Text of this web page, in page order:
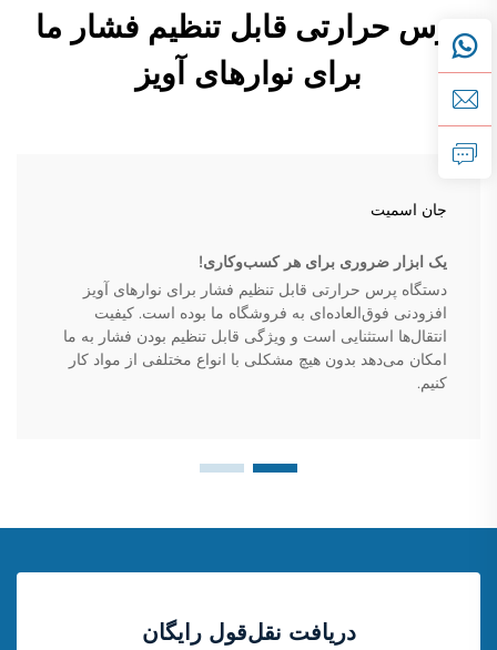
پرس حرارتی قابل تنظیم فشار ما
برای نوارهای آویز
جان اسمیت
یک ابزار ضروری برای هر کسب‌وکاری!
دستگاه پرس حرارتی قابل تنظیم فشار برای نوارهای آویز
افزودنی فوق‌العاده‌ای به فروشگاه ما بوده است. کیفیت
انتقال‌ها استثنایی است و ویژگی قابل تنظیم بودن فشار به ما
امکان می‌دهد بدون هیچ مشکلی با انواع مختلفی از مواد کار
کنیم.
دریافت نقل‌قول رایگان